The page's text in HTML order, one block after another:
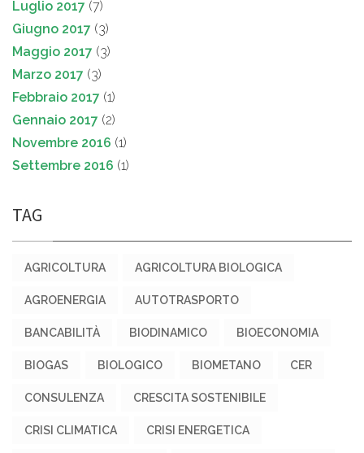
Luglio 2017 (7)
Giugno 2017 (3)
Maggio 2017 (3)
Marzo 2017 (3)
Febbraio 2017 (1)
Gennaio 2017 (2)
Novembre 2016 (1)
Settembre 2016 (1)
TAG
AGRICOLTURA AGRICOLTURA BIOLOGICA
AGROENERGIA AUTOTRASPORTO
BANCABILITÀ BIODINAMICO BIOECONOMIA
BIOGAS BIOLOGICO BIOMETANO CER
CONSULENZA CRESCITA SOSTENIBILE
CRISI CLIMATICA CRISI ENERGETICA